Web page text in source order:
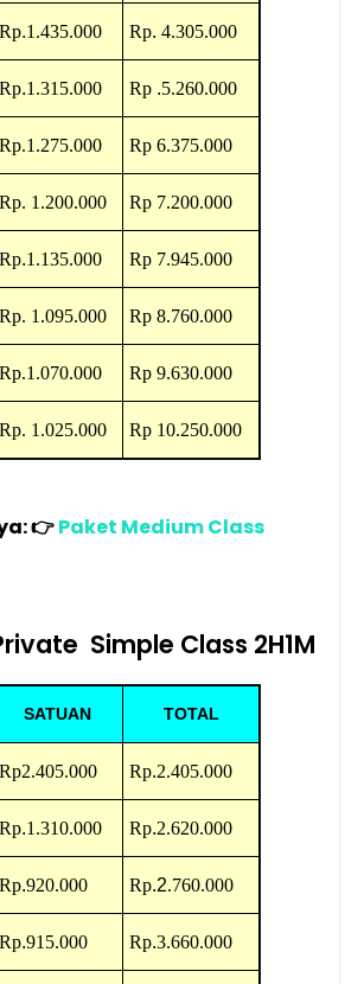
Rp.1.435.000 Rp. 4.305.000
Rp.1.315.000 Rp .5.260.000
Rp.1.275.000 Rp 6.375.000
Rp. 1.200.000 Rp 7.200.000
Rp.1.135.000 Rp 7.945.000
Rp. 1.095.000 Rp 8.760.000
Rp.1.070.000 Rp 9.630.000
Rp. 1.025.000 Rp 10.250.000
👉Paket Medium Class
Simple Class 2H1M
SATUAN TOTAL
Rp2.405.000 Rp.2.405.000
Rp.1.310.000 Rp.2.620.000
Rp.920.000 Rp.2.760.000
Rp.915.000 Rp.3.660.000